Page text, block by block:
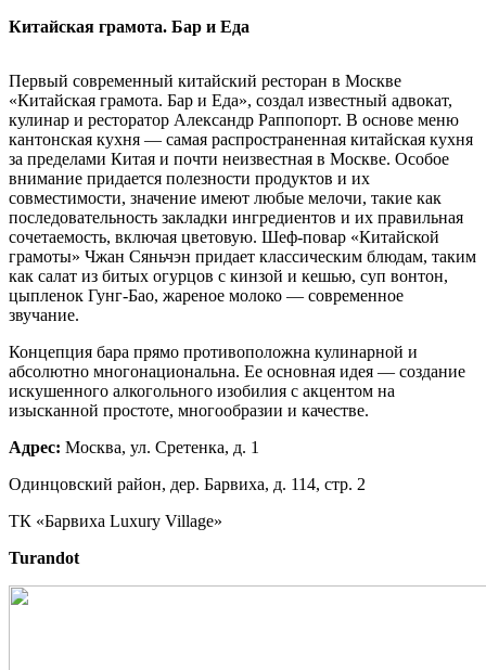
Китайская грамота. Бар и Еда
Первый современный китайский ресторан в Москве
«Китайская грамота. Бар и Еда», создал известный адвокат,
кулинар и ресторатор Александр Раппопорт. В основе меню
кантонская кухня — самая распространенная китайская кухня
за пределами Китая и почти неизвестная в Москве. Особое
внимание придается полезности продуктов и их
совместимости, значение имеют любые мелочи, такие как
последовательность закладки ингредиентов и их правильная
сочетаемость, включая цветовую. Шеф-повар «Китайской
грамоты» Чжан Сяньчэн придает классическим блюдам, таким
как салат из битых огурцов с кинзой и кешью, суп вонтон,
цыпленок Гунг-Бао, жареное молоко — современное
звучание.
Концепция бара прямо противоположна кулинарной и
абсолютно многонациональна. Ее основная идея — создание
искушенного алкогольного изобилия с акцентом на
изысканной простоте, многообразии и качестве.
Адрес: Москва, ул. Сретенка, д. 1
Одинцовский район, дер. Барвиха, д. 114, стр. 2
ТК «Барвиха Luxury Village»
Turandot